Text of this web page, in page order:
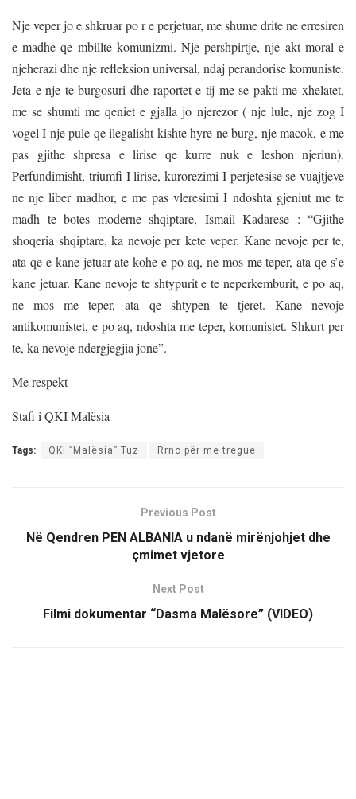
Nje veper jo e shkruar po r e perjetuar, me shume drite ne erresiren
e madhe qe mbillte komunizmi. Nje pershpirtje, nje akt moral e
njeherazi dhe nje refleksion universal, ndaj perandorise komuniste.
Jeta e nje te burgosuri dhe raportet e tij me se pakti me xhelatet,
me se shumti me qeniet e gjalla jo njerezor ( nje lule, nje zog I
vogel I nje pule qe ilegalisht kishte hyre ne burg, nje macok, e me
pas gjithe shpresa e lirise qe kurre nuk e leshon njeriun).
Perfundimisht, triumfi I lirise, kurorezimi I perjetesise se vuajtjeve
ne nje liber madhor, e me pas vleresimi I ndoshta gjeniut me te
madh te botes moderne shqiptare, Ismail Kadarese : “Gjithe
shoqeria shqiptare, ka nevoje per kete veper. Kane nevoje per te,
ata qe e kane jetuar ate kohe e po aq, ne mos me teper, ata qe s’e
kane jetuar. Kane nevoje te shtypurit e te neperkemburit, e po aq,
ne mos me teper, ata qe shtypen te tjeret. Kane nevoje
antikomunistet, e po aq, ndoshta me teper, komunistet. Shkurt per
te, ka nevoje ndergjegjia jone”.
Me respekt
Stafi i QKI Malësia
Tags: QKI ”Malësia” Tuz Rrno për me tregue
Previous Post
Në Qendren PEN ALBANIA u ndanë mirënjohjet dhe
çmimet vjetore
Next Post
Filmi dokumentar “Dasma Malësore” (VIDEO)